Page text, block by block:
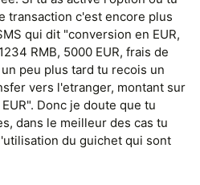
transaction c'est encore plus
qui dit "conversion en EUR,
RMB, 5000 EUR, frais de
peu plus tard tu recois un
vers l'etranger, montant sur
Donc je doute que tu
dans le meilleur des cas tu
du guichet qui sont